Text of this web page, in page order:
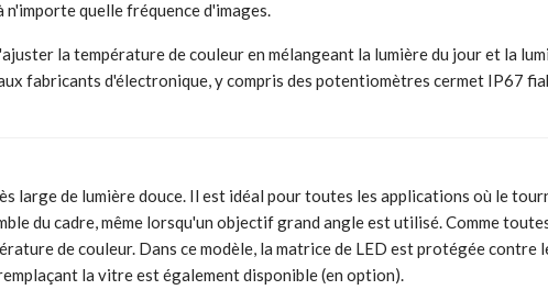
quelle fréquence d'images.
la température de couleur en mélangeant la lumière du jour et la
fabricants d'électronique, y compris des potentiomètres cermet IP67
large de lumière douce. Il est idéal pour toutes les applications où le
du cadre, même lorsqu'un objectif grand angle est utilisé. Comme
de couleur. Dans ce modèle, la matrice de LED est protégée
la vitre est également disponible (en option).